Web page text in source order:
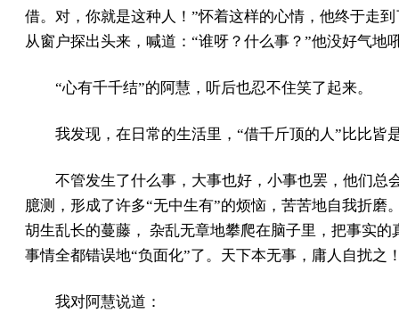
借。对，你就是这种人！”怀着这样的心情，他终于走
从窗户探出头来，喊道：“谁呀？什么事？”他没好气地
“心有千千结”的阿慧，听后也忍不住笑了起来。
我发现，在日常的生活里，“借千斤顶的人”比比皆
不管发生了什么事，大事也好，小事也罢，他们总
臆测，形成了许多“无中生有”的烦恼，苦苦地自我折磨
胡生乱长的蔓藤， 杂乱无章地攀爬在脑子里，把事实
事情全都错误地“负面化”了。天下本无事，庸人自扰之
我对阿慧说道：